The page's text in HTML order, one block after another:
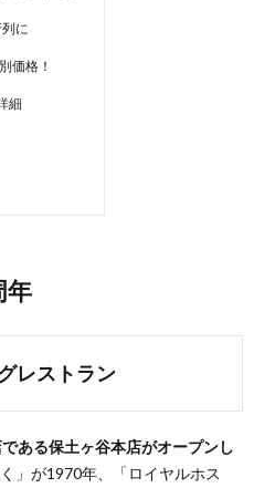
に
価格！
細
年
レストラン
である保土ヶ谷本店がオープンし
」が1970年、「ロイヤルホス